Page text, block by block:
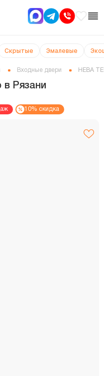
Скрытые Эмалевые
Входные двери НЕВА
Рязани
10% скидка